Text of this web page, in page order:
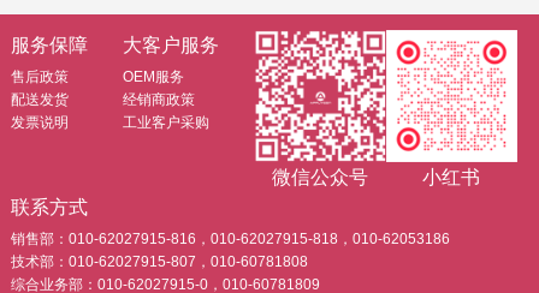
服务保障
售后政策
配送发货
发票说明
大客户服务
OEM服务
经销商政策
工业客户采购
微信公众号
小红书
联系方式
销售部：010-62027915-816，010-62027915-818，010-62053186
技术部：010-62027915-807，010-60781808
综合业务部：010-62027915-0，010-60781809